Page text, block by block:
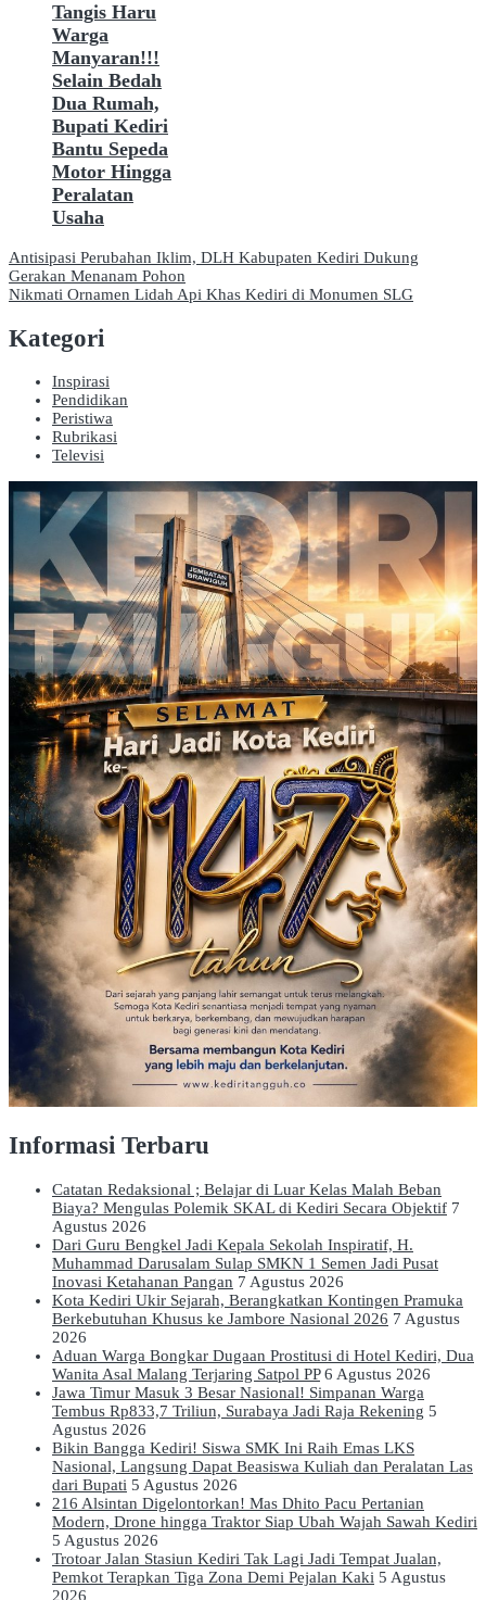
Tangis Haru
Warga
Manyaran!!!
Selain Bedah
Dua Rumah,
Bupati Kediri
Bantu Sepeda
Motor Hingga
Peralatan
Usaha
Navigasi
pos
Antisipasi Perubahan Iklim, DLH Kabupaten Kediri Dukung
Gerakan Menanam Pohon
Nikmati Ornamen Lidah Api Khas Kediri di Monumen SLG
Kategori
Inspirasi
Pendidikan
Peristiwa
Rubrikasi
Televisi
Informasi Terbaru
Catatan Redaksional ; Belajar di Luar Kelas Malah Beban
Biaya? Mengulas Polemik SKAL di Kediri Secara Objektif 7
Agustus 2026
Dari Guru Bengkel Jadi Kepala Sekolah Inspiratif, H.
Muhammad Darusalam Sulap SMKN 1 Semen Jadi Pusat
Inovasi Ketahanan Pangan 7 Agustus 2026
Kota Kediri Ukir Sejarah, Berangkatkan Kontingen Pramuka
Berkebutuhan Khusus ke Jambore Nasional 2026 7 Agustus
2026
Aduan Warga Bongkar Dugaan Prostitusi di Hotel Kediri, Dua
Wanita Asal Malang Terjaring Satpol PP 6 Agustus 2026
Jawa Timur Masuk 3 Besar Nasional! Simpanan Warga
Tembus Rp833,7 Triliun, Surabaya Jadi Raja Rekening 5
Agustus 2026
Bikin Bangga Kediri! Siswa SMK Ini Raih Emas LKS
Nasional, Langsung Dapat Beasiswa Kuliah dan Peralatan Las
dari Bupati 5 Agustus 2026
216 Alsintan Digelontorkan! Mas Dhito Pacu Pertanian
Modern, Drone hingga Traktor Siap Ubah Wajah Sawah Kediri
5 Agustus 2026
Trotoar Jalan Stasiun Kediri Tak Lagi Jadi Tempat Jualan,
Pemkot Terapkan Tiga Zona Demi Pejalan Kaki 5 Agustus
2026